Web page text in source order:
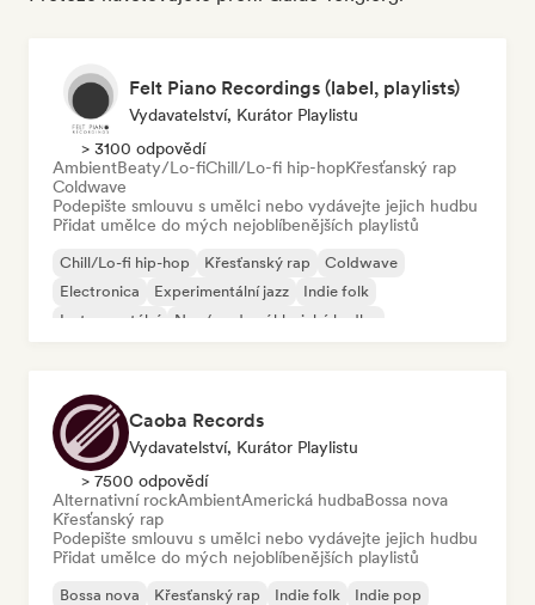
Felt Piano Recordings (label, playlists)
Vydavatelství, Kurátor Playlistu
> 3100 odpovědí
AmbientBeaty/Lo-fiChill/Lo-fi hip-hopKřesťanský rap
Coldwave
Podepište smlouvu s umělci nebo vydávejte jejich hudbu
Přidat umělce do mých nejoblíbenějších playlistů
Chill/Lo-fi hip-hop Křesťanský rap
Coldwave
Electronica
Experimentální jazz
Indie folk
Instrumentální
Neo/moderní klasická hudba
Caoba Records
Vydavatelství, Kurátor Playlistu
> 7500 odpovědí
Alternativní rockAmbientAmerická hudbaBossa nova
Křesťanský rap
Podepište smlouvu s umělci nebo vydávejte jejich hudbu
Přidat umělce do mých nejoblíbenějších playlistů
Bossa nova Křesťanský rap Indie folk
Indie pop